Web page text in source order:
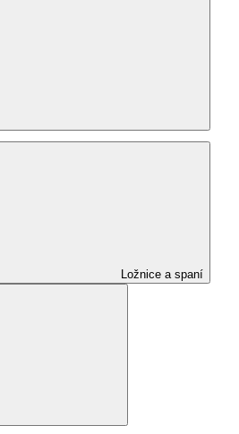
Ložnice a spaní